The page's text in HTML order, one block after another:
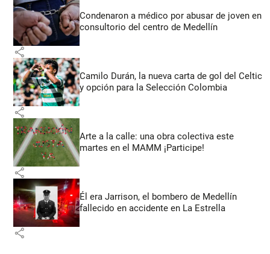
Condenaron a médico por abusar de joven en
consultorio del centro de Medellín
share
Camilo Durán, la nueva carta de gol del Celtic
y opción para la Selección Colombia
share
Arte a la calle: una obra colectiva este
martes en el MAMM ¡Participe!
share
Él era Jarrison, el bombero de Medellín
fallecido en accidente en La Estrella
share